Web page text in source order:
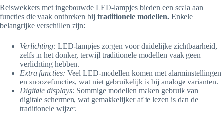
Reiswekkers met ingebouwde LED-lampjes bieden een scala aan
functies die vaak ontbreken bij traditionele modellen. Enkele
belangrijke verschillen zijn:
Verlichting: LED-lampjes zorgen voor duidelijke zichtbaarheid,
zelfs in het donker, terwijl traditionele modellen vaak geen
verlichting hebben.
Extra functies: Veel LED-modellen komen met alarminstellingen
en snoozefuncties, wat niet gebruikelijk is bij analoge varianten.
Digitale displays: Sommige modellen maken gebruik van
digitale schermen, wat gemakkelijker af te lezen is dan de
traditionele wijzer.